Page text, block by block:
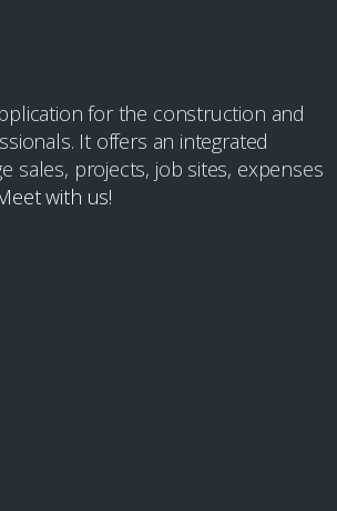
for the construction and
It offers an integrated
sales, projects, job sites, expenses
with us!